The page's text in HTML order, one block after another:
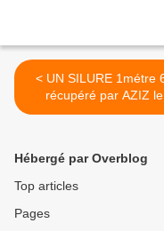
< UN SILURE 1métre 60
récupéré par AZIZ le
nettoyeur du lac
Hébergé par Overblog
Top articles
Pages